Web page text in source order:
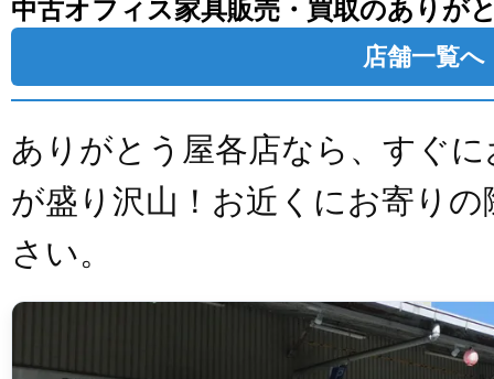
中古オフィス家具販売・買取のありが
店舗一覧へ
ありがとう屋各店なら、すぐ
が盛り沢山！お近くにお寄り
さい。